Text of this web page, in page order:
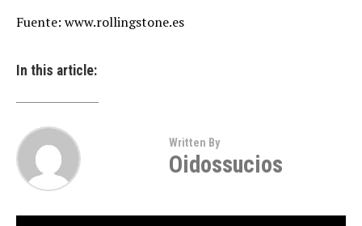
Fuente: www.rollingstone.es
In this article:
Written By
Oidossucios